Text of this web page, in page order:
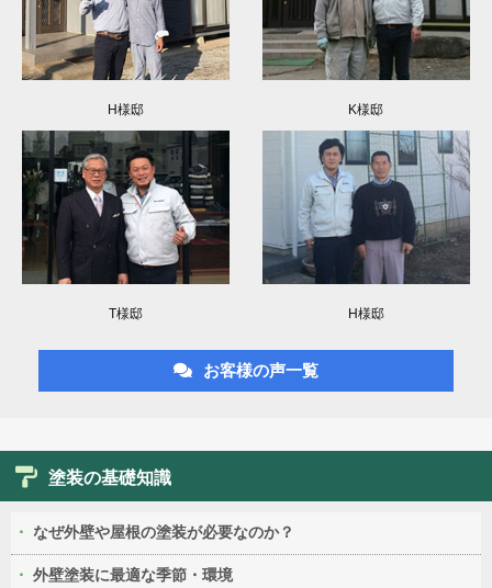
H様邸 K様邸
T様邸 H様邸
お客様の声一覧
塗装の基礎知識
なぜ外壁や屋根の塗装が必要なのか？
外壁塗装に最適な季節・環境